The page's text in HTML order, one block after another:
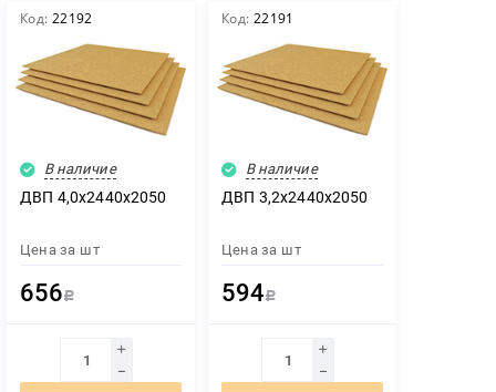
Код: 22192
В наличие
ДВП 4,0х2440х2050
Цена за шт
656 Р
Код: 22191
В наличие
ДВП 3,2х2440х2050
Цена за шт
594 Р